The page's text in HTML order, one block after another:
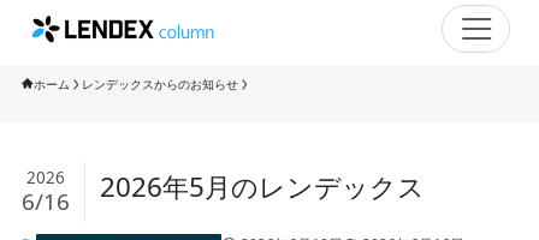
ホーム レンデックスからのお知らせ
2026年5月のレンデックス
2026
6/16